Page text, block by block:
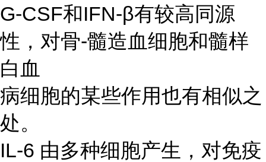
G-CSF和IFN-β有较高同源
性，对骨-髓造血细胞和髓样
白血
病细胞的某些作用也有相似之
处。
IL-6 由多种细胞产生，对免疫